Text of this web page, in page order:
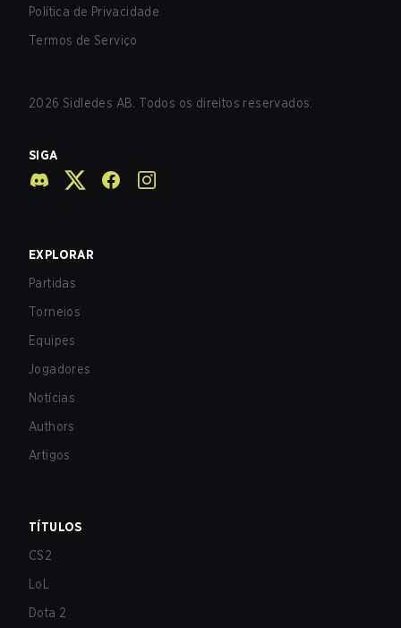
Política de Privacidade
Termos de Serviço
2026 Sidledes AB. Todos os direitos reservados.
SIGA
EXPLORAR
Partidas
Torneios
Equipes
Jogadores
Notícias
Authors
Artigos
TÍTULOS
CS2
LoL
Dota 2